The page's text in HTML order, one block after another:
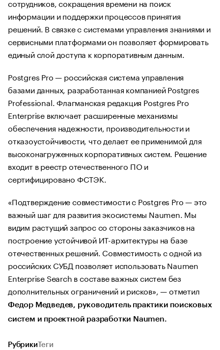
сотрудников, сокращения времени на поиск
информации и поддержки процессов принятия
решений. В связке с системами управления знаниями и
сервисными платформами он позволяет формировать
единый слой доступа к корпоративным данным.
Postgres Pro — российская система управления
базами данных, разработанная компанией Postgres
Professional. Флагманская редакция Postgres Pro
Enterprise включает расширенные механизмы
обеспечения надежности, производительности и
отказоустойчивости, что делает ее применимой для
высоконагруженных корпоративных систем. Решение
входит в реестр отечественного ПО и
сертифицировано ФСТЭК.
«Подтверждение совместимости с Postgres Pro — это
важный шаг для развития экосистемы Naumen. Мы
видим растущий запрос со стороны заказчиков на
построение устойчивой ИТ-архитектуры на базе
отечественных решений. Совместимость с одной из
российских СУБД позволяет использовать Naumen
Enterprise Search в составе важных систем без
дополнительных ограничений и рисков», — отметил
Федор Медведев, руководитель практики поисковых
систем и проектной разработки Naumen.
Рубрики Теги